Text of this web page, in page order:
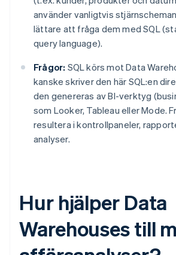
använder vanligtvis
lättare att fråga dem med SQL
query language).
Frågor: SQL körs mot Data
kanske skriver den här SQL:en
den genereras av BI-verktyg
som Looker, Tableau eller Mode.
resultera i kontrollpaneler,
analyser.
Hur hjälper Data
Warehouses till